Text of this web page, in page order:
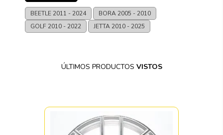
BEETLE 2011 - 2024 BORA 2005 - 2010
GOLF 2010 - 2022 JETTA 2010 - 2025
ÚLTIMOS PRODUCTOS VISTOS